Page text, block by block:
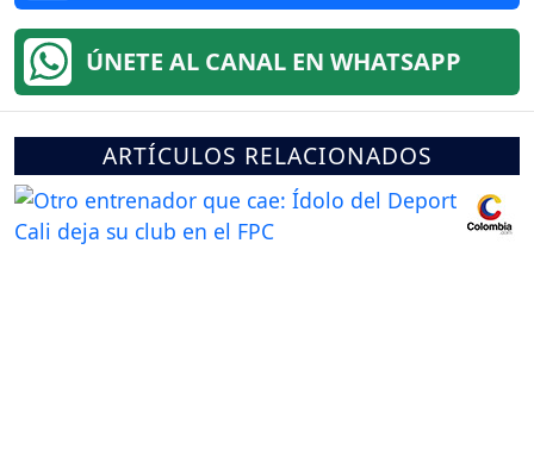
ÚNETE AL CANAL EN WHATSAPP
ARTÍCULOS RELACIONADOS